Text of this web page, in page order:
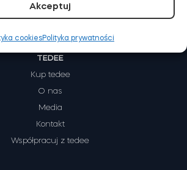
Akceptuj
cookiesPolityka prywatności
Contact
Jak to działa? | Wynajem
Jak to działa? | Biznes
TEDEE
Kup tedee
O nas
Media
Kontakt
Współpracuj z tedee